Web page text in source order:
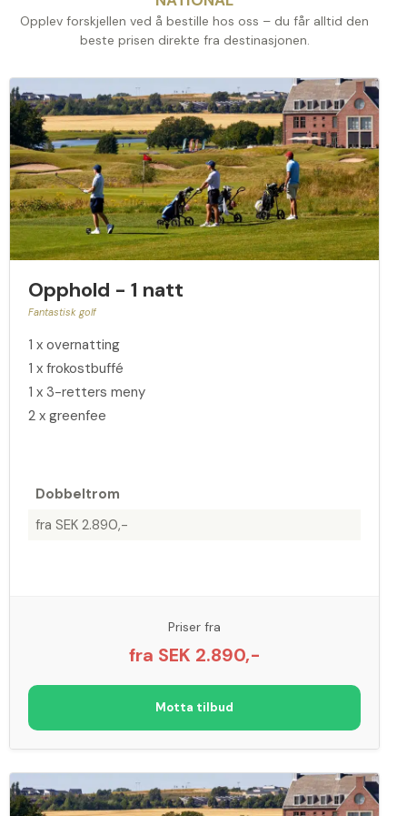
Opplev forskjellen ved å bestille hos oss – du får alltid den
beste prisen direkte fra destinasjonen.
Opphold - 1 natt
Fantastisk golf
1 x overnatting
1 x frokostbuffé
1 x 3-retters meny
2 x greenfee
Dobbeltrom
fra SEK 2.890,-
Priser fra
fra SEK 2.890,-
Motta tilbud